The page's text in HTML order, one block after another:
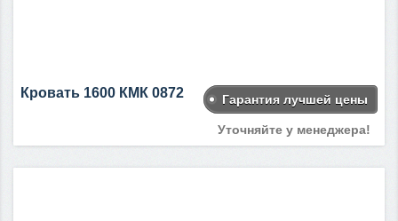
Кровать 1600 КМК 0872 Гарантия лучшей цены
Уточняйте у менеджера!